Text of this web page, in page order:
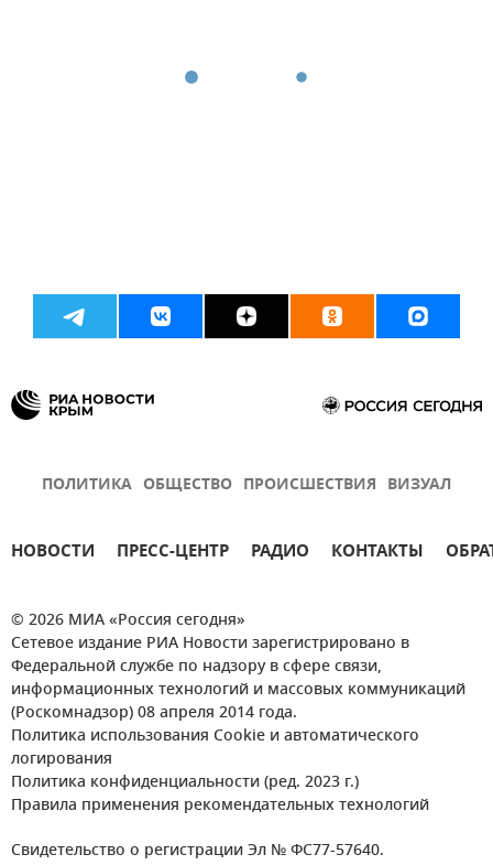
ПОЛИТИКА ОБЩЕСТВО ПРОИСШЕСТВИЯ ВИЗУАЛ
НОВОСТИ ПРЕСС-ЦЕНТР РАДИО КОНТАКТЫ
© 2026 МИА «Россия сегодня»
Сетевое издание РИА Новости зарегистрировано в
Федеральной службе по надзору в сфере связи,
информационных технологий и массовых коммуникаций
(Роскомнадзор) 08 апреля 2014 года.
Политика использования Cookie и автоматического
логирования
Политика конфиденциальности (ред. 2023 г.)
Правила применения рекомендательных технологий
Свидетельство о регистрации Эл № ФС77-57640.